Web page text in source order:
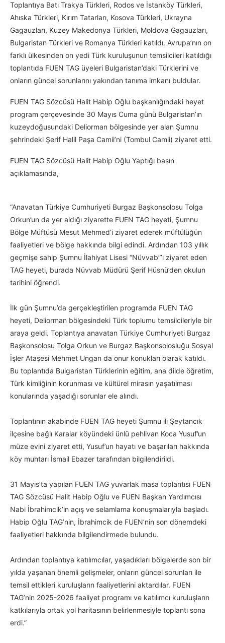
Toplantıya Batı Trakya Türkleri, Rodos ve İstanköy Türkleri,
Ahıska Türkleri, Kırım Tatarları, Kosova Türkleri, Ukrayna
Gagauzları, Kuzey Makedonya Türkleri, Moldova Gagauzları,
Bulgaristan Türkleri ve Romanya Türkleri katıldı. Avrupa’nın on
farklı ülkesinden on yedi Türk kuruluşunun temsilcileri katıldığı
toplantıda FUEN TAG üyeleri Bulgaristan’daki Türklerini ve
onların güncel sorunlarını yakından tanıma imkanı buldular.
FUEN TAG Sözcüsü Halit Habip Oğlu başkanlığındaki heyet
program çerçevesinde 30 Mayıs Cuma günü Bulgaristan’ın
kuzeydoğusundaki Deliorman bölgesinde yer alan Şumnu
şehrindeki Şerif Halil Paşa Camii’ni (Tombul Camii) ziyaret etti.
FUEN TAG Sözcüsü Halit Habip Oğlu Yaptığı basın
açıklamasında,
“Anavatan Türkiye Cumhuriyeti Burgaz Başkonsolosu Tolga
Orkun’un da yer aldığı ziyarette FUEN TAG heyeti, Şumnu
Bölge Müftüsü Mesut Mehmed’i ziyaret ederek müftülüğün
faaliyetleri ve bölge hakkında bilgi edindi. Ardından 103 yıllık
geçmişe sahip Şumnu İlahiyat Lisesi “Nüvvab”’ı ziyaret eden
TAG heyeti, burada Nüvvab Müdürü Şerif Hüsnü’den okulun
tarihini öğrendi.
İlk gün Şumnu’da gerçekleştirilen programda FUEN TAG
heyeti, Deliorman bölgesindeki Türk toplumu temsilcileriyle bir
araya geldi. Toplantıya anavatan Türkiye Cumhuriyeti Burgaz
Başkonsolosu Tolga Orkun ve Burgaz Başkonsolosluğu Sosyal
İşler Ataşesi Mehmet Ungan da onur konukları olarak katıldı.
Bu toplantıda Bulgaristan Türklerinin eğitim, ana dilde öğretim,
Türk kimliğinin korunması ve kültürel mirasın yaşatılması
konularında yaşadığı sorunlar ele alındı.
Toplantının akabinde FUEN TAG heyeti Şumnu ili Şeytancık
ilçesine bağlı Karalar köyündeki ünlü pehlivan Koca Yusuf’un
müze evini ziyaret etti, Yusuf’un hayatı ve başarıları hakkında
köy muhtarı İsmail Ebazer tarafından bilgilendirildi.
31 Mayıs’ta yapılan FUEN TAG yuvarlak masa toplantısı FUEN
TAG Sözcüsü Halit Habip Oğlu ve FUEN Başkan Yardımcısı
Nabi İbrahimcik’in açış ve selamlama konuşmalarıyla başladı.
Habip Oğlu TAG’nin, İbrahimcik de FUEN’nin son dönemdeki
faaliyetleri hakkında bilgilendirmede bulundu.
Ardından toplantıya katılımcılar, yaşadıkları bölgelerde son bir
yılda yaşanan önemli gelişmeler, onların güncel sorunları ile
temsil ettikleri kuruluşların faaliyetlerini aktardılar. FUEN
TAG’nin 2025-2026 faaliyet programı ve katılımcı kuruluşların
katkılarıyla ortak yol haritasının belirlenmesiyle toplantı sona
erdi.”